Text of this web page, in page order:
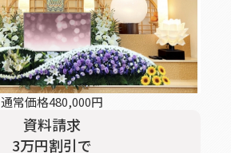
通常価格480,000円
資料請求
3万円割引で